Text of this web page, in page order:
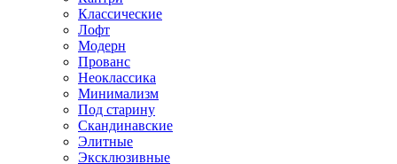
Классические
Лофт
Модерн
Прованс
Неоклассика
Минимализм
Под старину
Скандинавские
Элитные
Эксклюзивные